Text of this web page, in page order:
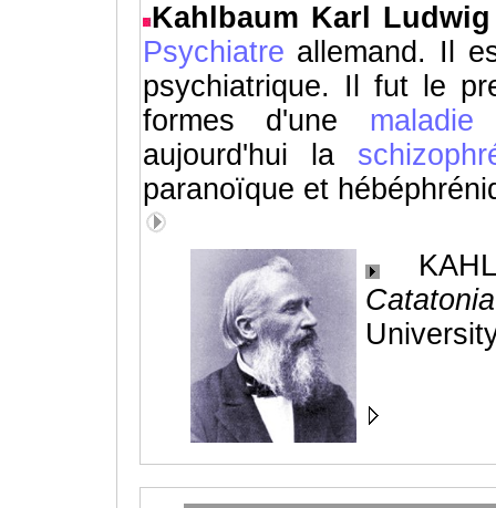
Kahlbaum Karl Ludwig
Psychiatre allemand. Il
psychiatrique. Il fut le
formes d'une maladie
aujourd'hui la
paranoïque et